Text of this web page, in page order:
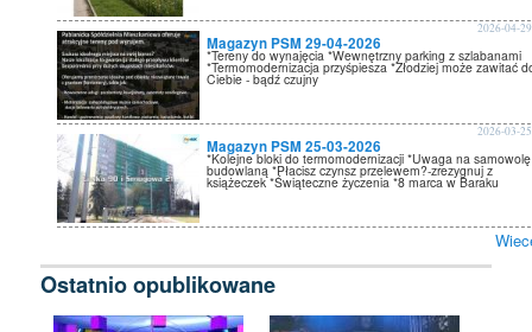
Magazyn PSM 29-04-2026
2026-04-29
*Tereny do wynajęcia *Wewnętrzny parking z szlabanami
*Termomodernizacja przyśpiesza *Złodziej może zawitać
Ciebie - bądź czujny
Magazyn PSM 25-03-2026
2026-03-25
*Kolejne bloki do termomodernizacji *Uwaga na samowolę
budowlaną *Płacisz czynsz przelewem?-zrezygnuj z
książeczek *Świąteczne życzenia *8 marca w Baraku
Ostatnio opublikowane